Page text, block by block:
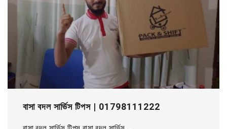
বাসা বদল সার্ভিস টিপস | 01798111222